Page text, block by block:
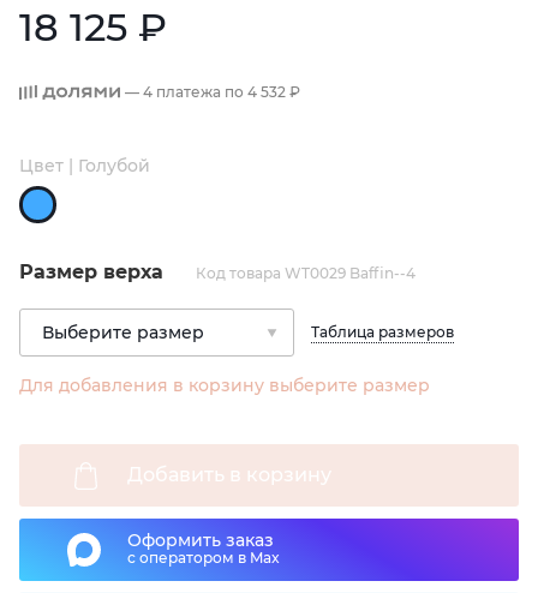
18 125 ₽
— 4 платежа по 4 532 ₽
Цвет | Голубой
Размер верха Код товара WT0029 Baffin--4
Таблица размеров
Для добавления в корзину выберите размер
Добавить в корзину
Оформить заказ
с оператором в Max